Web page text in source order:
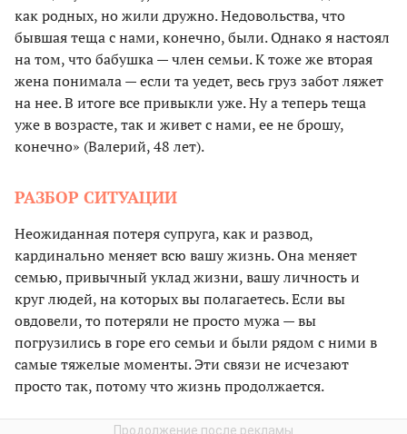
как родных, но жили дружно. Недовольства, что
бывшая теща с нами, конечно, были. Однако я настоял
на том, что бабушка — член семьи. К тоже же вторая
жена понимала — если та уедет, весь груз забот ляжет
на нее. В итоге все привыкли уже. Ну а теперь теща
уже в возрасте, так и живет с нами, ее не брошу,
конечно» (Валерий, 48 лет).
РАЗБОР СИТУАЦИИ
Неожиданная потеря супруга, как и развод,
кардинально меняет всю вашу жизнь. Она меняет
семью, привычный уклад жизни, вашу личность и
круг людей, на которых вы полагаетесь. Если вы
овдовели, то потеряли не просто мужа — вы
погрузились в горе его семьи и были рядом с ними в
самые тяжелые моменты. Эти связи не исчезают
просто так, потому что жизнь продолжается.